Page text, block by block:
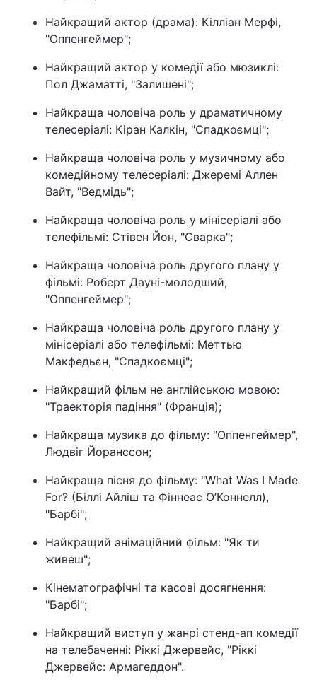
Найкращий актор (драма): Кілліан Мерфі,
"Оппенгеймер";
Найкращий актор у комедії або мюзиклі:
Пол Джаматті, "Залишені";
Найкраща чоловіча роль у драматичному
телесеріалі: Кіран Калкін, "Спадкоємці";
Найкраща чоловіча роль у музичному або
комедійному телесеріалі: Джеремі Аллен
Вайт, "Ведмідь";
Найкраща чоловіча роль у мінісеріалі або
телефільмі: Стівен Йон, "Сварка";
Найкраща чоловіча роль другого плану у
фільмі: Роберт Дауні-молодший,
"Оппенгеймер";
Найкраща чоловіча роль другого плану у
мінісеріалі або телефільмі: Меттью
Макфедьєн, "Спадкоємці";
Найкращий фільм не англійською мовою:
"Траекторія падіння" (Франція);
Найкраща музика до фільму: "Оппенгеймер",
Людвіг Йоранссон;
Найкраща пісня до фільму: "What Was I Made
For? (Біллі Айліш та Фіннеас О’Коннелл),
"Барбі";
Найкращий анімаційний фільм: "Як ти
живеш";
Кінематографічні та касові досягнення:
"Барбі";
Найкращий виступ у жанрі стенд-ап комедії
на телебаченні: Ріккі Джервейс, "Ріккі
Джервейс: Армагеддон".